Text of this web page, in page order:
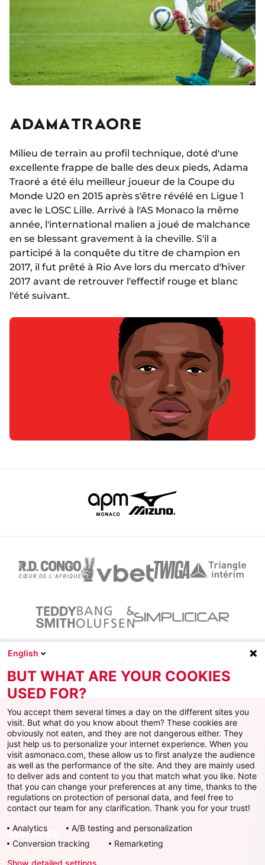
ADAMA TRAORE
Milieu de terrain au profil technique, doté d'une
excellente frappe de balle des deux pieds, Adama
Traoré a été élu meilleur joueur de la Coupe du
Monde U20 en 2015 après s'être révélé en Ligue 1
avec le LOSC Lille. Arrivé à l'AS Monaco la même
année, l'international malien a joué de malchance
en se blessant gravement à la cheville. S'il a
participé à la conquête du titre de champion en
2017, il fut prêté à Rio Ave lors du mercato d'hiver
2017 avant de retrouver l'effectif rouge et blanc
l'été suivant.
Facebook
X Instagram
YoutubeTikTokTwitch
AS MONACO
SERVICES
English
BUT WHAT ARE YOUR COOKIES
USED FOR?
You accept them several times a day on the different sites you
visit. But what do you know about them? These cookies are
obviously not eaten, and they are not dangerous either. They
just help us to personalize your internet experience. When you
visit asmonaco.com, these allow us to first analyze the audience
as well as the performance of the site. And they are mainly used
to deliver ads and content to you that match what you like. Note
that you can change your preferences at any time, thanks to the
regulations on protection of personal data, and feel free to
contact our team for any clarification. Thank you for your trust!
Analytics
A/B testing and personalization
Conversion tracking
Remarketing
Show detailed settings